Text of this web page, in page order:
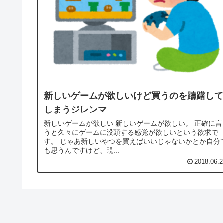
新しいゲームが欲しいけど買うのを躊躇して
しまうジレンマ
新しいゲームが欲しい 新しいゲームが欲しい。 正確に言
うと久々にゲームに没頭する感覚が欲しいという欲求で
す。 じゃあ新しいやつを買えばいいじゃないかとか自分で
も思うんですけど、現...